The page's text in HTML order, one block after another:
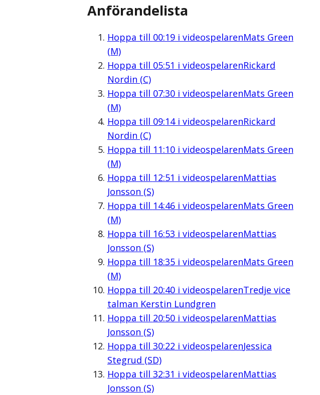
Anförandelista
Hoppa till 00:19i videospelarenMats Green
(M)
Hoppa till 05:51 i videospelarenRickard
Nordin (C)
Hoppa till 07:30i videospelarenMats Green
(M)
Hoppa till 09:14i videospelarenRickard
Nordin (C)
Hoppa till 11:10i videospelarenMats Green
(M)
Hoppa till 12:51 i videospelarenMattias
Jonsson (S)
Hoppa till 14:46i videospelarenMats Green
(M)
Hoppa till 16:53 i videospelarenMattias
Jonsson (S)
Hoppa till 18:35i videospelarenMats Green
(M)
Hoppa till 20:40i videospelarenTredje vice
talman Kerstin Lundgren
Hoppa till 20:50i videospelarenMattias
Jonsson (S)
Hoppa till 30:22 i videospelarenJessica
Stegrud (SD)
Hoppa till 32:31 i videospelarenMattias
Jonsson (S)